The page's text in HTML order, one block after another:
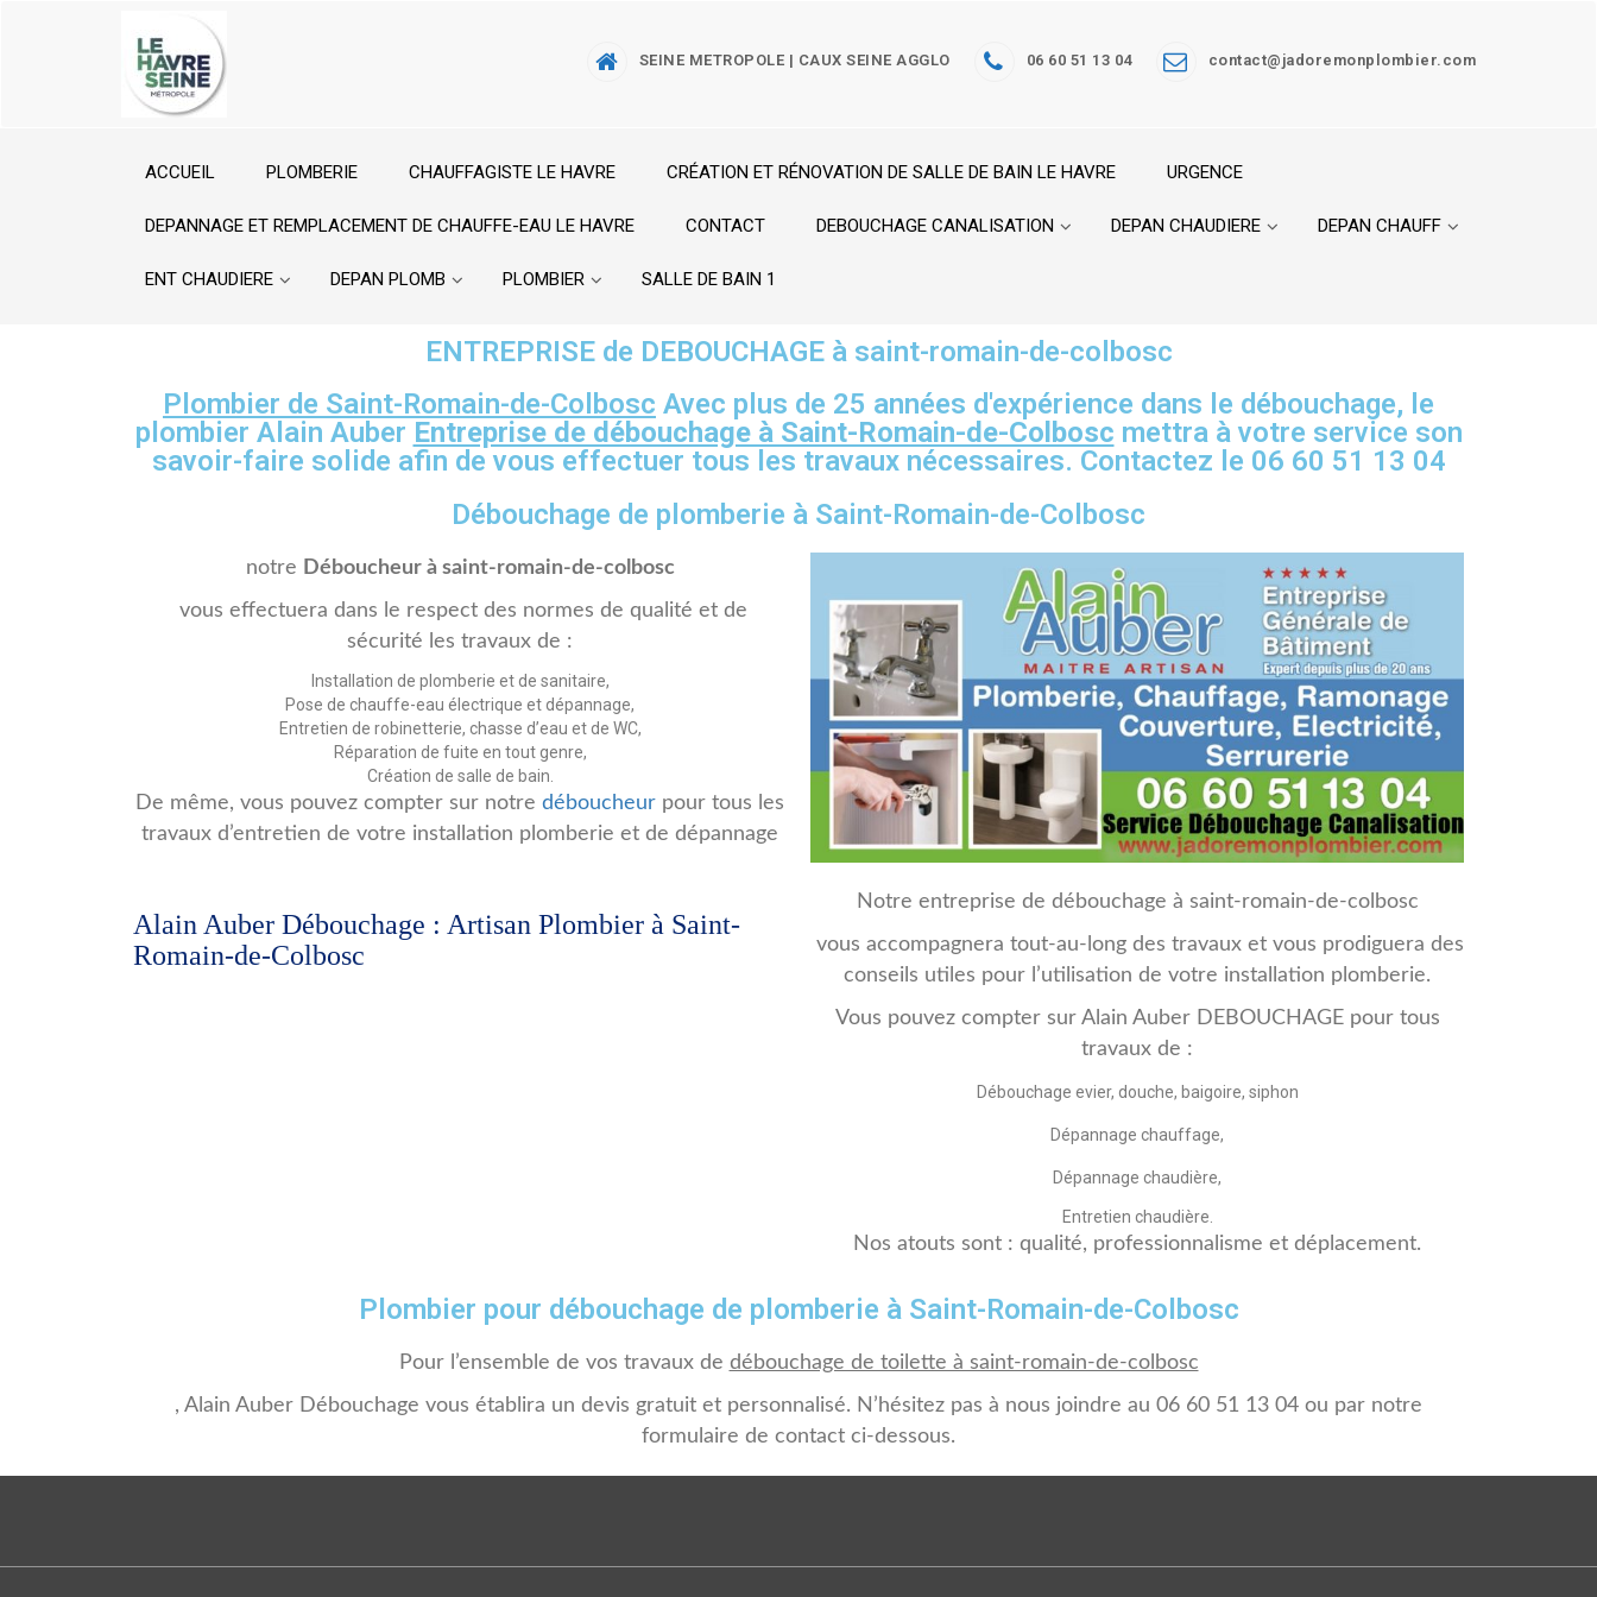
SEINE METROPOLE | CAUX SEINE AGGLO 06 60 51 13 04 contact@jadoremonplombier.com
ACCUEIL PLOMBERIE CHAUFFAGISTE LE HAVRE CRÉATION ET RÉNOVATION DE SALLE DE BAIN LE HAVRE URGENCE
DEPANNAGE ET REMPLACEMENT DE CHAUFFE-EAU LE HAVRE CONTACT DEBOUCHAGE CANALISATION DEPAN CHAUDIERE DEPAN CHAUFF
ENT CHAUDIERE DEPAN PLOMB PLOMBIER SALLE DE BAIN 1
ENTREPRISE de DEBOUCHAGE à saint-romain-de-colbosc
Plombier de Saint-Romain-de-Colbosc Avec plus de 25 années d'expérience dans le débouchage, le
plombier Alain Auber Entreprise de débouchage à Saint-Romain-de-Colbosc mettra à votre service son
savoir-faire solide afin de vous effectuer tous les travaux nécessaires. Contactez le 06 60 51 13 04
Débouchage de plomberie à Saint-Romain-de-Colbosc
notre Déboucheur à saint-romain-de-colbosc
vous effectuera dans le respect des normes de qualité et de
sécurité les travaux de :
Installation de plomberie et de sanitaire,
Pose de chauffe-eau électrique et dépannage,
Entretien de robinetterie, chasse d’eau et de WC,
Réparation de fuite en tout genre,
Création de salle de bain.
De même, vous pouvez compter sur notre déboucheur pour tous les
travaux d’entretien de votre installation plomberie et de dépannage
Alain Auber Débouchage : Artisan Plombier à Saint-
Romain-de-Colbosc
Notre entreprise de débouchage à saint-romain-de-colbosc
vous accompagnera tout-au-long des travaux et vous prodiguera des
conseils utiles pour l’utilisation de votre installation plomberie.
Vous pouvez compter sur Alain Auber DEBOUCHAGE pour tous
travaux de :
Débouchage evier, douche, baigoire, siphon
Dépannage chauffage,
Dépannage chaudière,
Entretien chaudière.
Nos atouts sont : qualité, professionnalisme et déplacement.
Plombier pour débouchage de plomberie à Saint-Romain-de-Colbosc
Pour l’ensemble de vos travaux de débouchage de toilette à saint-romain-de-colbosc
, Alain Auber Débouchage vous établira un devis gratuit et personnalisé. N’hésitez pas à nous joindre au 06 60 51 13 04 ou par notre
formulaire de contact ci-dessous.